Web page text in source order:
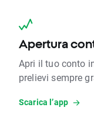
Apertura
Apri il tuo conto
prelievi sempre
Scarica l’app